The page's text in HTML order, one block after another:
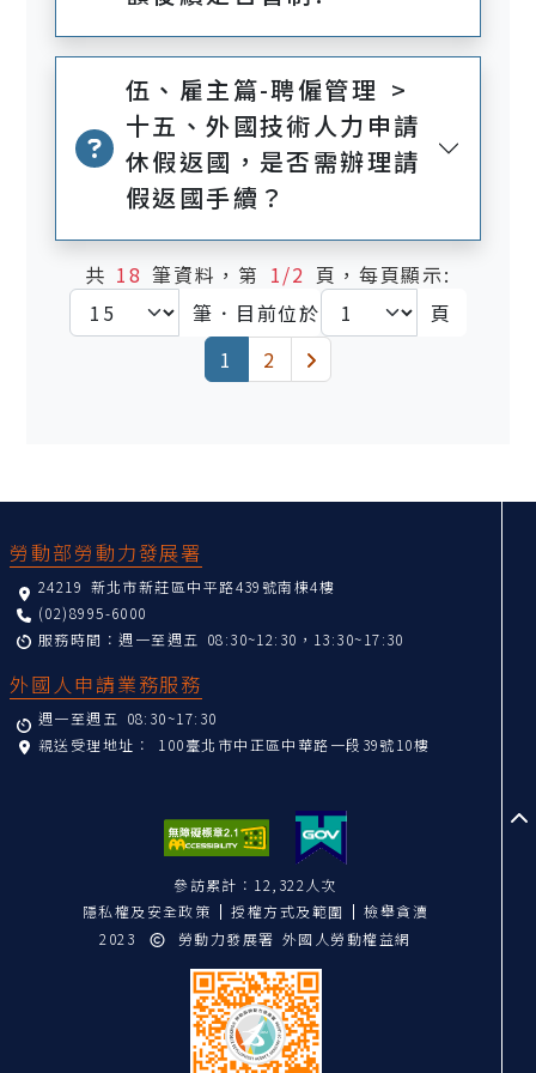
伍、雇主篇-聘僱管理 >
十五、外國技術人力申請
休假返國，是否需辦理請
假返國手續？
共 18筆資料，第 1/2 頁，每頁顯示:
筆．目前位於
頁
1
(current)
2 下一頁
勞動部勞動力發展署
24219 新北市新莊區中平路439號南棟4樓
(02)8995-6000
服務時間：週一至週五 08:30~12:30，13:30~17:30
外國人申請業務服務
週一至週五 08:30~17:30
親送受理地址： 100臺北市中正區中華路一段39號10樓
參訪累計：12,322人次
隱私權及安全政策
授權方式及範圍
檢舉貪瀆
2023
勞動力發展署 外國人勞動權益網
至